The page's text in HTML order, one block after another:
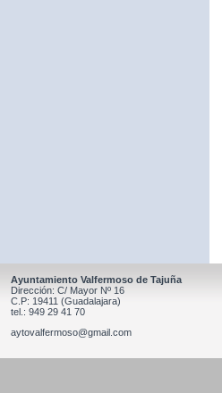
Ayuntamiento Valfermoso de Tajuña
Dirección: C/ Mayor Nº 16
C.P: 19411 (Guadalajara)
tel.: 949 29 41 70
aytovalfermoso@gmail.com